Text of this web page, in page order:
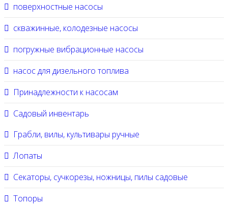
поверхностные насосы
скважинные, колодезные насосы
погружные вибрационные насосы
насос для дизельного топлива
Принадлежности к насосам
Садовый инвентарь
Грабли, вилы, культивары ручные
Лопаты
Секаторы, сучкорезы, ножницы, пилы садовые
Топоры